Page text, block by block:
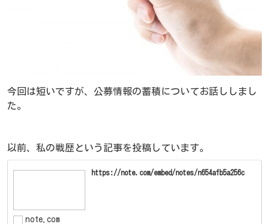
今回は短いですが、公募情報の蓄積についてお話ししまし
た。
以前、私の戦歴という記事を投稿しています。
https://note.com/embed/notes/n654afb5a256c
note.com